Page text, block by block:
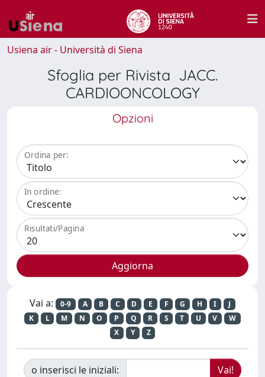
Usiena air - Università di Siena
Sfoglia per Rivista JACC.
CARDIOONCOLOGY
Opzioni
Ordina per:
In ordine:
Risultati/Pagina
Vai a: 0-9 A B C D E F G H I
J
K
L M N O P Q R S T U V
W
X
Y Z
o inserisci le iniziali: